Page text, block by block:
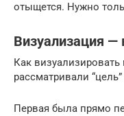
отыщется. Нужно
Визуализация
Как
рассматривали
Первая была прямо